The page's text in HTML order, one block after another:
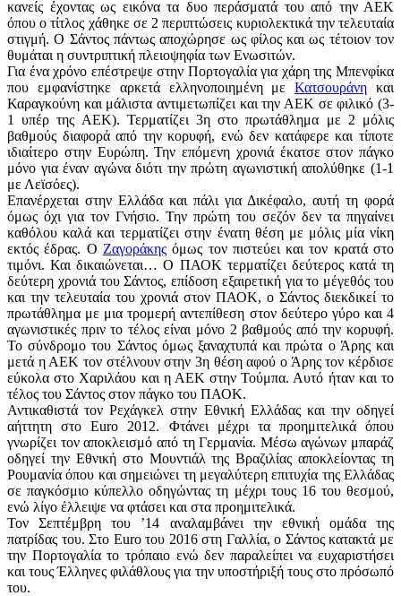
κανείς έχοντας ως εικόνα τα δυο περάσματά του από την ΑΕΚ
όπου ο τίτλος χάθηκε σε 2 περιπτώσεις κυριολεκτικά την τελευταία
στιγμή. Ο Σάντος πάντως αποχώρησε ως φίλος και ως τέτοιον τον
θυμάται η συντριπτική πλειοψηφία των Ενωσιτών.
Για ένα χρόνο επέστρεψε στην Πορτογαλία για χάρη της Μπενφίκα
που εμφανίστηκε αρκετά ελληνοποιημένη μεΚατσουράνη και
Καραγκούνη και μάλιστα αντιμετωπίζει και την ΑΕΚ σε φιλικό (3-
1 υπέρ της ΑΕΚ). Τερματίζει 3η στο πρωτάθλημα με 2 μόλις
βαθμούς διαφορά από την κορυφή, ενώ δεν κατάφερε και τίποτε
ιδιαίτερο στην Ευρώπη. Την επόμενη χρονιά έκατσε στον πάγκο
μόνο για έναν αγώνα διότι την πρώτη αγωνιστική απολύθηκε (1-1
με Λεϊσόες).
Επανέρχεται στην Ελλάδα και πάλι για Δικέφαλο, αυτή τη φορά
όμως όχι για τον Γνήσιο. Την πρώτη του σεζόν δεν τα πηγαίνει
καθόλου καλά και τερματίζει στην ένατη θέση με μόλις μία νίκη
εκτός έδρας. Ο Ζαγοράκηςόμως τον πιστεύει και τον κρατά στο
τιμόνι. Και δικαιώνεται… Ο ΠΑΟΚ τερματίζει δεύτερος κατά τη
δεύτερη χρονιά του Σάντος, επίδοση εξαιρετική για το μέγεθός του
και την τελευταία του χρονιά στον ΠΑΟΚ, ο Σάντος διεκδικεί το
πρωτάθλημα με μια τρομερή αντεπίθεση στον δεύτερο γύρο και 4
αγωνιστικές πριν το τέλος είναι μόνο 2 βαθμούς από την κορυφή.
Το σύνδρομο του Σάντος όμως ξαναχτυπά και πρώτα ο Άρης και
μετά η ΑΕΚ τον στέλνουν στην 3η θέση αφού ο Άρης τον κέρδισε
εύκολα στο Χαριλάου και η ΑΕΚ στην Τούμπα. Αυτό ήταν και το
τέλος του Σάντος στον πάγκο του ΠΑΟΚ.
Αντικαθιστά τον Ρεχάγκελ στην Εθνική Ελλάδας και την οδηγεί
αήττητη στο Euro 2012. Φτάνει μέχρι τα προημιτελικά όπου
γνωρίζει τον αποκλεισμό από τη Γερμανία. Μέσω αγώνων μπαράζ
οδηγεί την Εθνική στο Μουντιάλ της Βραζιλίας αποκλείοντας τη
Ρουμανία όπου και σημειώνει τη μεγαλύτερη επιτυχία της Ελλάδας
σε παγκόσμιο κύπελλο οδηγώντας τη μέχρι τους 16 του θεσμού,
ενώ λίγο έλλειψε να φτάσει και στα προημιτελικά.
Τον Σεπτέμβρη του ’14 αναλαμβάνει την εθνική ομάδα της
πατρίδας του. Στο Euro του 2016 στη Γαλλία, ο Σάντος κατακτά με
την Πορτογαλία το τρόπαιο ενώ δεν παραλείπει να ευχαριστήσει
και τους Έλληνες φιλάθλους για την υποστήριξή τους στο πρόσωπό
του.